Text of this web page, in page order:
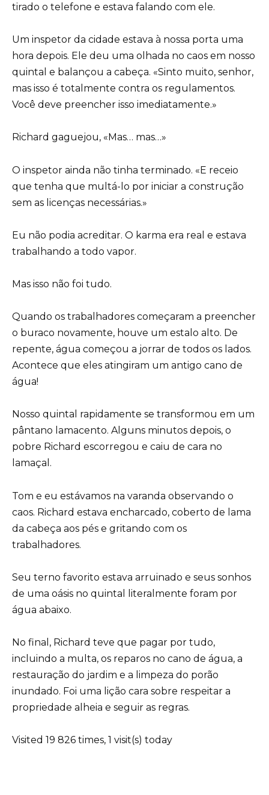
tirado o telefone e estava falando com ele.
Um inspetor da cidade estava à nossa porta uma
hora depois. Ele deu uma olhada no caos em nosso
quintal e balançou a cabeça. «Sinto muito, senhor,
mas isso é totalmente contra os regulamentos.
Você deve preencher isso imediatamente.»
Richard gaguejou, «Mas… mas…»
O inspetor ainda não tinha terminado. «E receio
que tenha que multá-lo por iniciar a construção
sem as licenças necessárias.»
Eu não podia acreditar. O karma era real e estava
trabalhando a todo vapor.
Mas isso não foi tudo.
Quando os trabalhadores começaram a preencher
o buraco novamente, houve um estalo alto. De
repente, água começou a jorrar de todos os lados.
Acontece que eles atingiram um antigo cano de
água!
Nosso quintal rapidamente se transformou em um
pântano lamacento. Alguns minutos depois, o
pobre Richard escorregou e caiu de cara no
lamaçal.
Tom e eu estávamos na varanda observando o
caos. Richard estava encharcado, coberto de lama
da cabeça aos pés e gritando com os
trabalhadores.
Seu terno favorito estava arruinado e seus sonhos
de uma oásis no quintal literalmente foram por
água abaixo.
No final, Richard teve que pagar por tudo,
incluindo a multa, os reparos no cano de água, a
restauração do jardim e a limpeza do porão
inundado. Foi uma lição cara sobre respeitar a
propriedade alheia e seguir as regras.
Visited 19 826 times, 1 visit(s) today